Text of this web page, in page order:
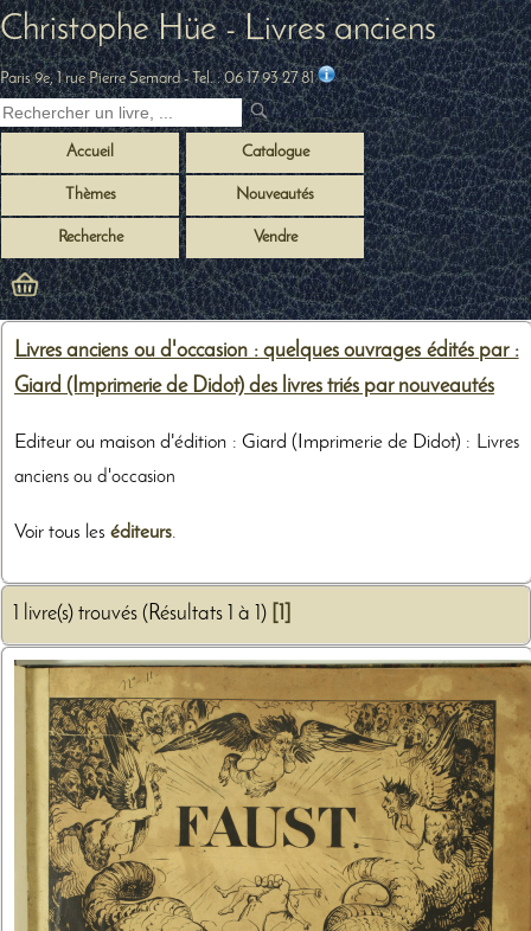
Christophe Hüe - Livres anciens
Paris 9e, 1 rue Pierre Semard- Tel. :06 17 93 27 81
Accueil Catalogue
Thèmes Nouveautés
Recherche Vendre
Livres anciens ou d'occasion : quelques ouvrages édités par :
Giard (Imprimerie de Didot) des livres triés par nouveautés
Editeur ou maison d'édition : Giard (Imprimerie de Didot) : Livres
anciens ou d'occasion
Voir tous les éditeurs.
1 livre(s) trouvés (Résultats 1 à 1)